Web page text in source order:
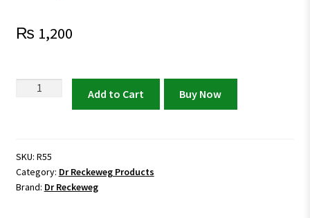
₨ 1,200
Drops
quantity
Add to Cart Buy Now
SKU: R55
Category: Dr Reckeweg Products
Brand: Dr Reckeweg